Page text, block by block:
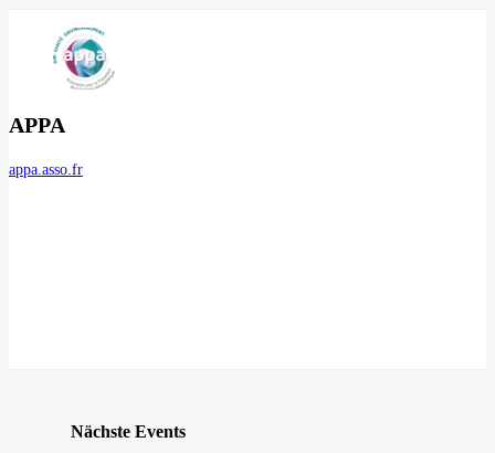
APPA
appa.asso.fr
Nächste Events